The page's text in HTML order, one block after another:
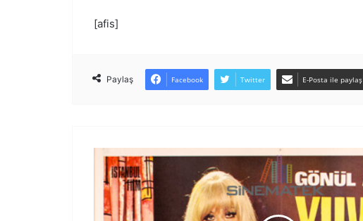
[afis]
Paylaş Facebook Twitter E-Posta ile paylaş